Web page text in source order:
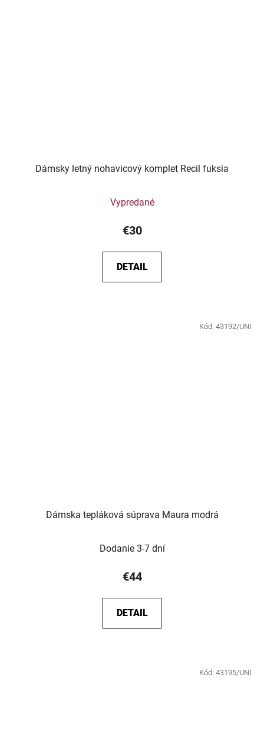
Dámsky letný nohavicový komplet Recil fuksia
Vypredané
€30
DETAIL
Dámska tepláková súprava Maura modrá
Dodanie 3-7 dní
€44
DETAIL
Kód: 43192/UNI
Kód: 43195/UNI